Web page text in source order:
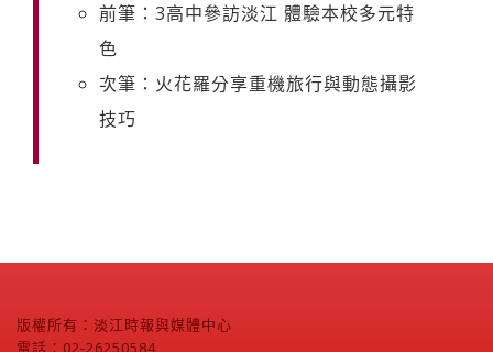
前筆：3高中參訪淡江 體驗本校多元特
色
次筆：火花羅分享重機旅行與動態攝影
技巧
版權所有：淡江時報與媒體中心
電話：02-26250584